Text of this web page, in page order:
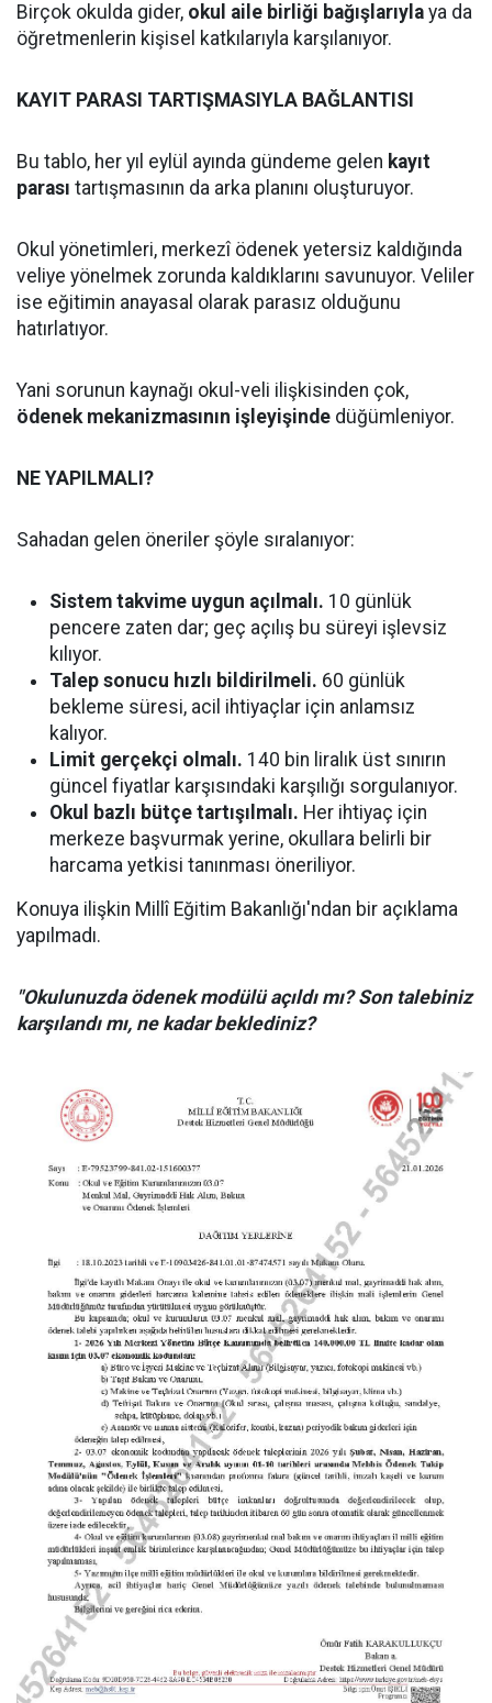
Birçok okulda gider, okul aile birliği bağışlarıyla ya da
öğretmenlerin kişisel katkılarıyla karşılanıyor.
KAYIT PARASI TARTIŞMASIYLA BAĞLANTISI
Bu tablo, her yıl eylül ayında gündeme gelen kayıt
parası tartışmasının da arka planını oluşturuyor.
Okul yönetimleri, merkezî ödenek yetersiz kaldığında
veliye yönelmek zorunda kaldıklarını savunuyor. Veliler
ise eğitimin anayasal olarak parasız olduğunu
hatırlatıyor.
Yani sorunun kaynağı okul-veli ilişkisinden çok,
ödenek mekanizmasının işleyişinde düğümleniyor.
NE YAPILMALI?
Sahadan gelen öneriler şöyle sıralanıyor:
Sistem takvime uygun açılmalı. 10 günlük
pencere zaten dar; geç açılış bu süreyi işlevsiz
kılıyor.
Talep sonucu hızlı bildirilmeli. 60 günlük
bekleme süresi, acil ihtiyaçlar için anlamsız
kalıyor.
Limit gerçekçi olmalı. 140 bin liralık üst sınırın
güncel fiyatlar karşısındaki karşılığı sorgulanıyor.
Okul bazlı bütçe tartışılmalı. Her ihtiyaç için
merkeze başvurmak yerine, okullara belirli bir
harcama yetkisi tanınması öneriliyor.
Konuya ilişkin Millî Eğitim Bakanlığı'ndan bir açıklama
yapılmadı.
"Okulunuzda ödenek modülü açıldı mı? Son talebiniz
karşılandı mı, ne kadar beklediniz?